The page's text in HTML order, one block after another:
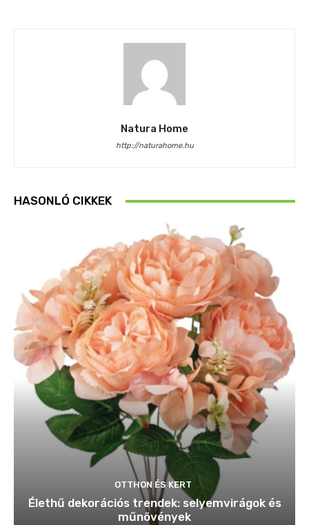
Natura Home
http://naturahome.hu
HASONLÓ CIKKEK
OTTHON ÉS KERT
Élethű dekorációs trendek: selyemvirágok és
műnövények